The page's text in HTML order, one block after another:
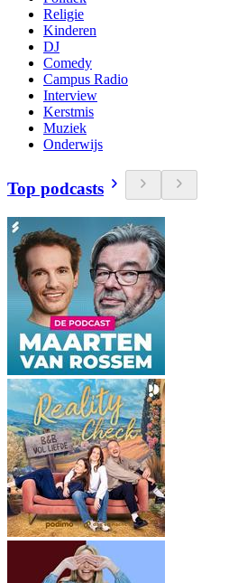
Religie
Kinderen
DJ
Comedy
Campus Radio
Interview
Kerstmis
Muziek
Onderwijs
Top podcasts